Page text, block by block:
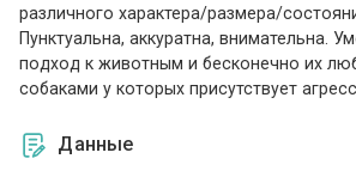
различного характера/размера/
Пунктуальна, аккуратна, внимательна.
подход к животным и бесконечно их
собаками у которых присутствует
Данные